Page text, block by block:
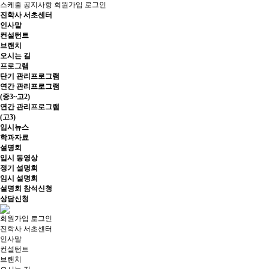
스케줄 공지사항 회원가입 로그인
진학사 서초센터
인사말
컨설턴트
브랜치
오시는 길
프로그램
단기 관리프로그램
연간 관리프로그램
(중3~고2)
연간 관리프로그램
(고3)
입시뉴스
학과자료
설명회
입시 동영상
정기 설명회
임시 설명회
설명회 참석신청
상담신청
회원가입 로그인
진학사 서초센터
인사말
컨설턴트
브랜치